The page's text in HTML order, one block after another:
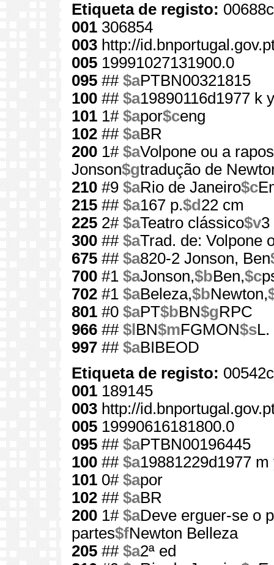
Etiqueta de registo:
001 306854
003 http://
005 19991027131900.0
095 ## $aPTBN00321815
100 ## $a19890116d1977 k
101 1# $apor$ceng
102 ## $aBR
200 1# $aVolpone ou a
Jonson$gtradução de
210 #9 $aRio de Janeiro$c
215 ## $a167 p.$d 22 cm
225 2# $aTeatro clássico$v3
300 ## $aTrad. de: Volpone
675 ## $a820-2 Jonson, Ben
700 #1 $aJonson,$bBen,$c
702 #1 $aBeleza,$bNewton,
801 #0 $aPT$bBN$gRPC
966 ## $l BN$mFGMON$sL.
997 ## $aBIBEOD
Etiqueta de registo:
001 189145
003 http://
005 19990616181800.0
095 ## $aPTBN00196445
100 ## $a19881229d1977
101 0# $apor
102 ## $aBR
200 1# $aDeve erguer-se o
partes$fNewton Belleza
205 ## $a2ª ed